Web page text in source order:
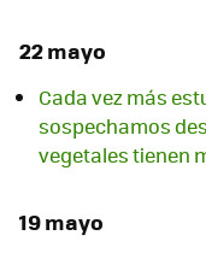
22 mayo
Cada vez más
sospechamos
vegetales tienen
19 mayo